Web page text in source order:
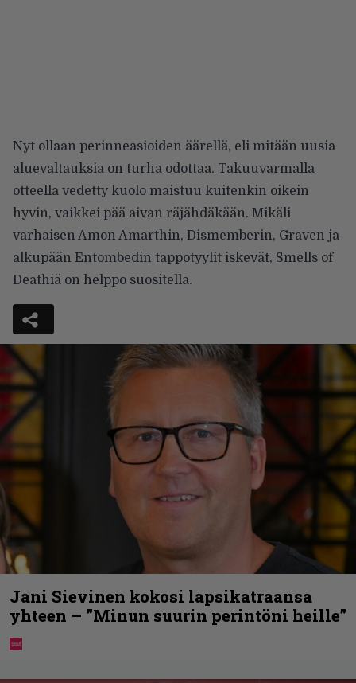
Nyt ollaan perinneasioiden äärellä, eli mitään uusia
aluevaltauksia on turha odottaa. Takuuvarmalla
otteella vedetty kuolo maistuu kuitenkin oikein
hyvin, vaikkei pää aivan räjähdäkään. Mikäli
varhaisen Amon Amarthin, Dismemberin, Graven ja
alkupään Entombedin tappotyylit iskevät, Smells of
Deathiä on helppo suositella.
Jani Sievinen kokosi lapsikatraansa
yhteen – ”Minun suurin perintöni heille”